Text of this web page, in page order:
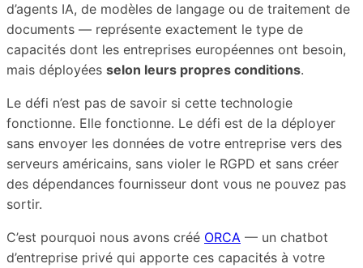
d’agents IA, de modèles de langage ou de traitement de
documents — représente exactement le type de
capacités dont les entreprises européennes ont besoin,
mais déployées selon leurs propres conditions.
Le défi n’est pas de savoir si cette technologie
fonctionne. Elle fonctionne. Le défi est de la déployer
sans envoyer les données de votre entreprise vers des
serveurs américains, sans violer le RGPD et sans créer
des dépendances fournisseur dont vous ne pouvez pas
sortir.
C’est pourquoi nous avons créé ORCA — un chatbot
d’entreprise privé qui apporte ces capacités à votre